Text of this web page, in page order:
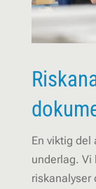
En viktig del
underlag. Vi
riskanalyser